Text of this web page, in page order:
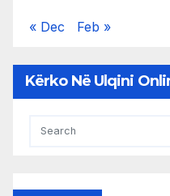
« Dec Feb »
Kërko Në Ulqini